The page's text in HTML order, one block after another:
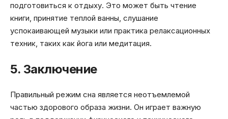
подготовиться к отдыху. Это может быть чтение
книги, принятие теплой ванны, слушание
успокаивающей музыки или практика релаксационных
техник, таких как йога или медитация.
5. Заключение
Правильный режим сна является неотъемлемой
частью здорового образа жизни. Он играет важную